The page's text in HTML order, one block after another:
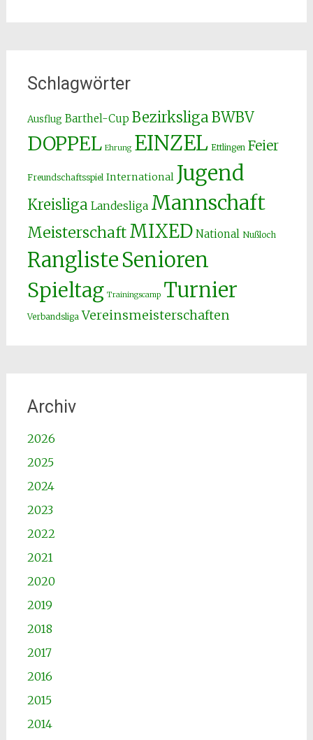
Schlagwörter
Ausflug Barthel-Cup BezirksligaBWBV
DOPPEL Ehrung EINZEL Ettlingen Feier
Freundschaftsspiel International Jugend
Kreisliga Landesliga Mannschaft
MeisterschaftMIXED National Nußloch
RanglisteSenioren
Spieltag Trainingscamp Turnier
Verbandsliga Vereinsmeisterschaften
Archiv
2026
2025
2024
2023
2022
2021
2020
2019
2018
2017
2016
2015
2014